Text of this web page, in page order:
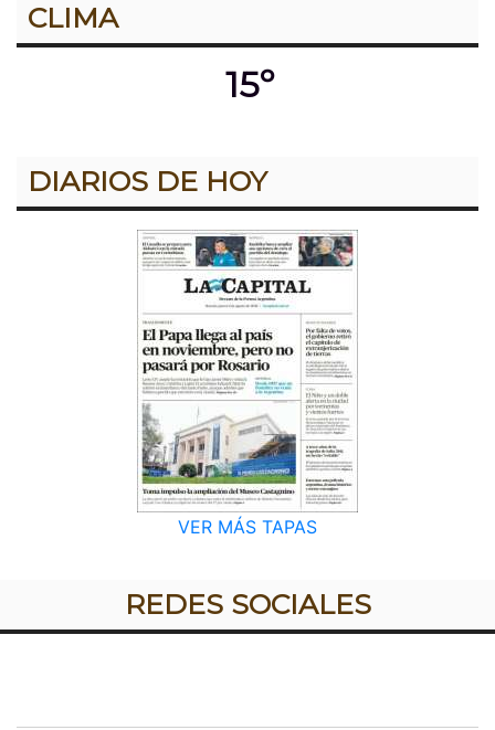
CLIMA
15º
DIARIOS DE HOY
VER MÁS TAPAS
REDES SOCIALES